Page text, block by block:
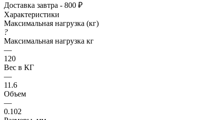
Доставка завтра - 800 ₽
Характеристики
Максимальная нагрузка (кг)
?
Максимальная нагрузка кг
—
120
Вес в КГ
—
11.6
Объем
—
0.102